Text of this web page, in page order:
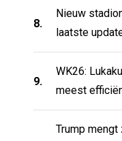
8.
Nieuw
laatste
9.
WK26:
meest
Trump mengt